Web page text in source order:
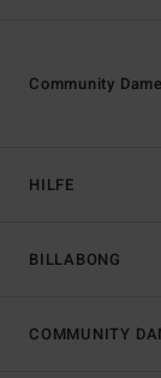
HILFE
BILLABONG
Community
COMMUNITY